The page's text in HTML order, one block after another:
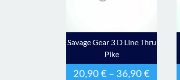
Savage Gear 3 D Line Thru
Pike
20,90€ – 36,90€